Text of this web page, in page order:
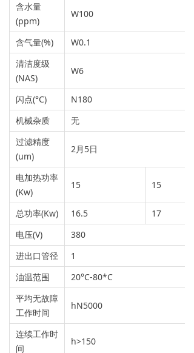
含水量
(ppm)
W100
含气量(%)
W0.1
清洁度级
(NAS)
W6
闪点(°C)
N180
机械杂质
无
过滤精度
(um)
2月5日
电加热功率
(Kw)
15 15
总功率(Kw) 16.5
17
电压(V)
380
进出口管径
1
油温范围
20°C-80*C
平均无故障
工作时间
hN5000
连续工作时
间
h>150